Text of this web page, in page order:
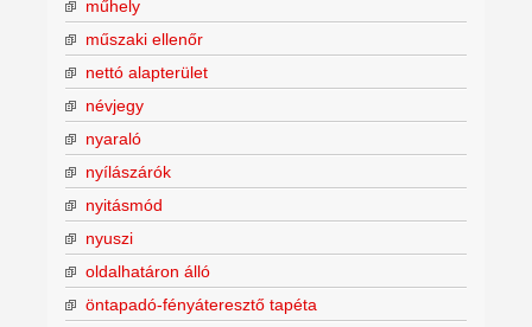
műhely
műszaki ellenőr
nettó alapterület
névjegy
nyaraló
nyílászárók
nyitásmód
nyuszi
oldalhatáron álló
öntapadó-fényáteresztő tapéta